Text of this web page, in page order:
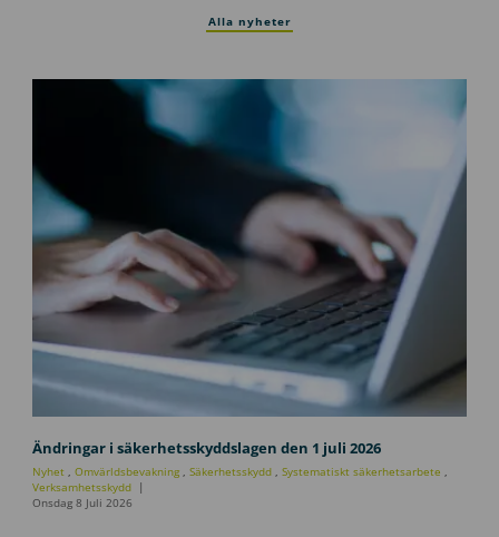
Alla nyheter
p
p
d
a
Ändringar i säkerhetsskyddslagen den 1 juli 2026
Nyhet , Omvärldsbevakning , Säkerhetsskydd , Systematiskt säkerhetsarbete ,
Verksamhetsskydd
Onsdag 8 Juli 2026